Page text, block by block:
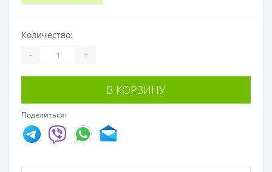
Количество:
- +
В КОРЗИНУ
Поделиться: